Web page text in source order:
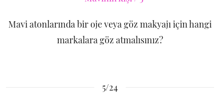
Mavi atonlarında bir oje veya göz makyajı için hangi
markalara göz atmalısınız?
5/24